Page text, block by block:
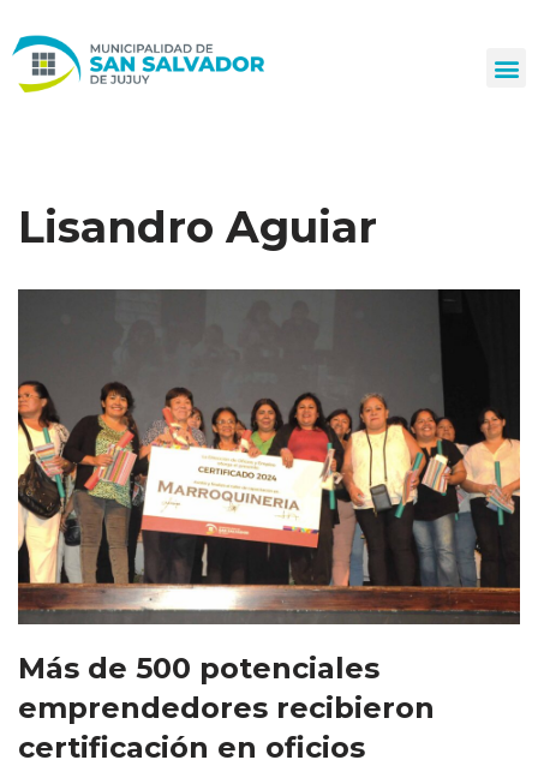
al
Lisandro Aguiar
Más de 500 potenciales
emprendedores recibieron
certificación en oficios